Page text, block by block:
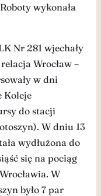
wykonała
Nr 281 wjechały
Wrocław –
w dni
Koleje
do stacji
W dniu 13
wydłużona do
się na pociąg
W
było 7 par